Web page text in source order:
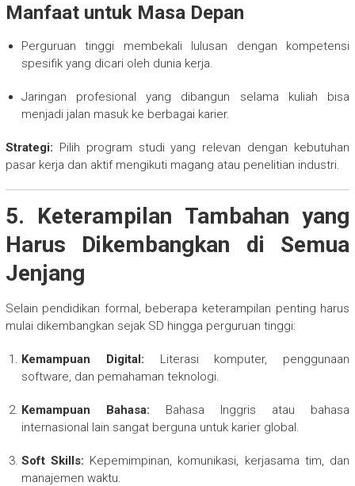
Manfaat untuk Masa Depan
Perguruan tinggi membekali lulusan dengan kompetensi
spesifik yang dicari oleh dunia kerja.
Jaringan profesional yang dibangun selama kuliah bisa
menjadi jalan masuk ke berbagai karier.
Strategi: Pilih program studi yang relevan dengan kebutuhan
pasar kerja dan aktif mengikuti magang atau penelitian industri.
5. Keterampilan Tambahan yang
Harus Dikembangkan di Semua
Jenjang
Selain pendidikan formal, beberapa keterampilan penting harus
mulai dikembangkan sejak SD hingga perguruan tinggi:
Kemampuan Digital: Literasi komputer, penggunaan
software, dan pemahaman teknologi.
Kemampuan Bahasa: Bahasa Inggris atau bahasa
internasional lain sangat berguna untuk karier global.
Soft Skills: Kepemimpinan, komunikasi, kerjasama tim, dan
manajemen waktu.